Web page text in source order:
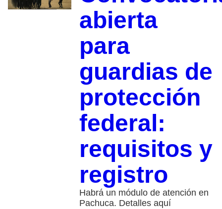
abierta
para
guardias de
protección
federal:
requisitos y
registro
Habrá un módulo de atención en
Pachuca. Detalles aquí